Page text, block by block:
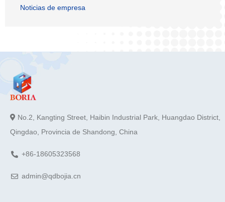
Noticias de empresa
No.2, Kangting Street, Haibin Industrial Park, Huangdao District,
Qingdao, Provincia de Shandong, China
+86-18605323568
admin@qdbojia.cn